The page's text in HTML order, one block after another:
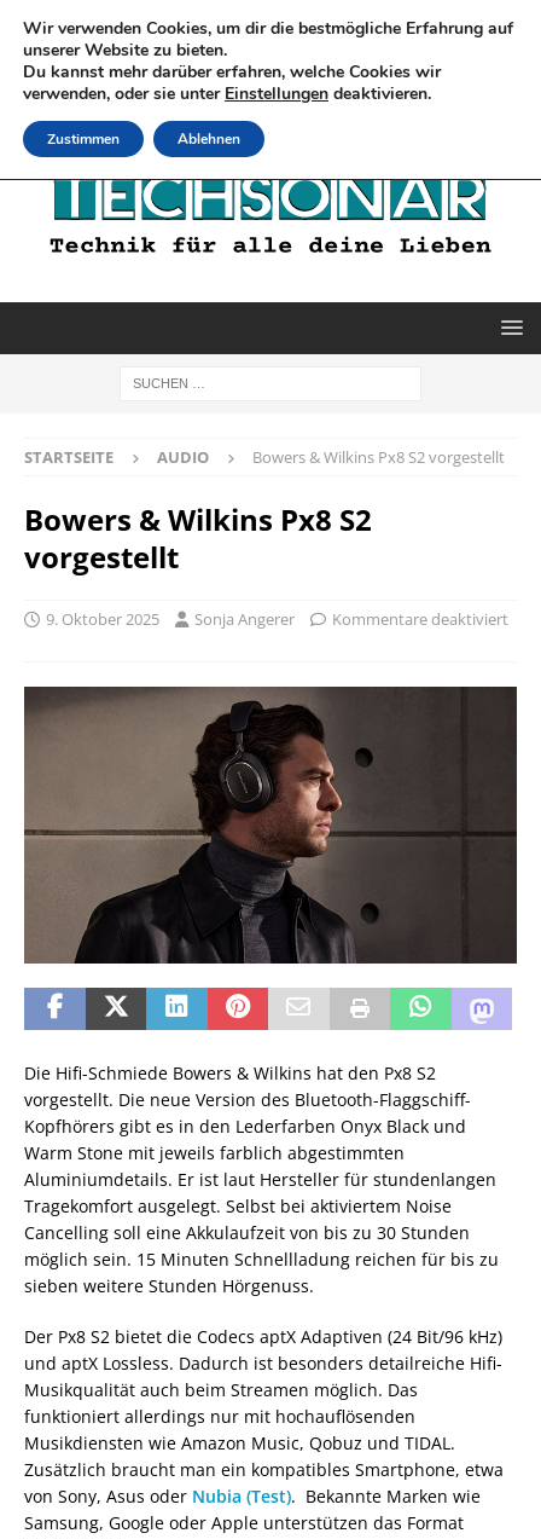
STARTSEITE AUDIO Bowers & Wilkins Px8 S2 vorgestellt
Bowers & Wilkins Px8 S2
vorgestellt
9. Oktober 2025 Sonja Angerer Kommentare deaktiviert
Die Hifi-Schmiede Bowers & Wilkins hat den Px8 S2
vorgestellt. Die neue Version des Bluetooth-Flaggschiff-
Kopfhörers gibt es in den Lederfarben Onyx Black und
Warm Stone mit jeweils farblich abgestimmten
Aluminiumdetails. Er ist laut Hersteller für stundenlangen
Tragekomfort ausgelegt. Selbst bei aktiviertem Noise
Cancelling soll eine Akkulaufzeit von bis zu 30 Stunden
möglich sein. 15 Minuten Schnellladung reichen für bis zu
sieben weitere Stunden Hörgenuss.
Der Px8 S2 bietet die Codecs aptX Adaptiven (24 Bit/96 kHz)
und aptX Lossless. Dadurch ist besonders detailreiche Hifi-
Musikqualität auch beim Streamen möglich. Das
funktioniert allerdings nur mit hochauflösenden
Musikdiensten wie Amazon Music, Qobuz und TIDAL.
Zusätzlich braucht man ein kompatibles Smartphone, etwa
von Sony, Asus oder Nubia (Test). Bekannte Marken wie
Samsung, Google oder Apple unterstützen das Format
Wir verwenden Cookies, um dir die bestmögliche Erfahrung auf
unserer Website zu bieten.
Du kannst mehr darüber erfahren, welche Cookies wir
verwenden, oder sie unter Einstellungen deaktivieren.
Zustimmen Ablehnen